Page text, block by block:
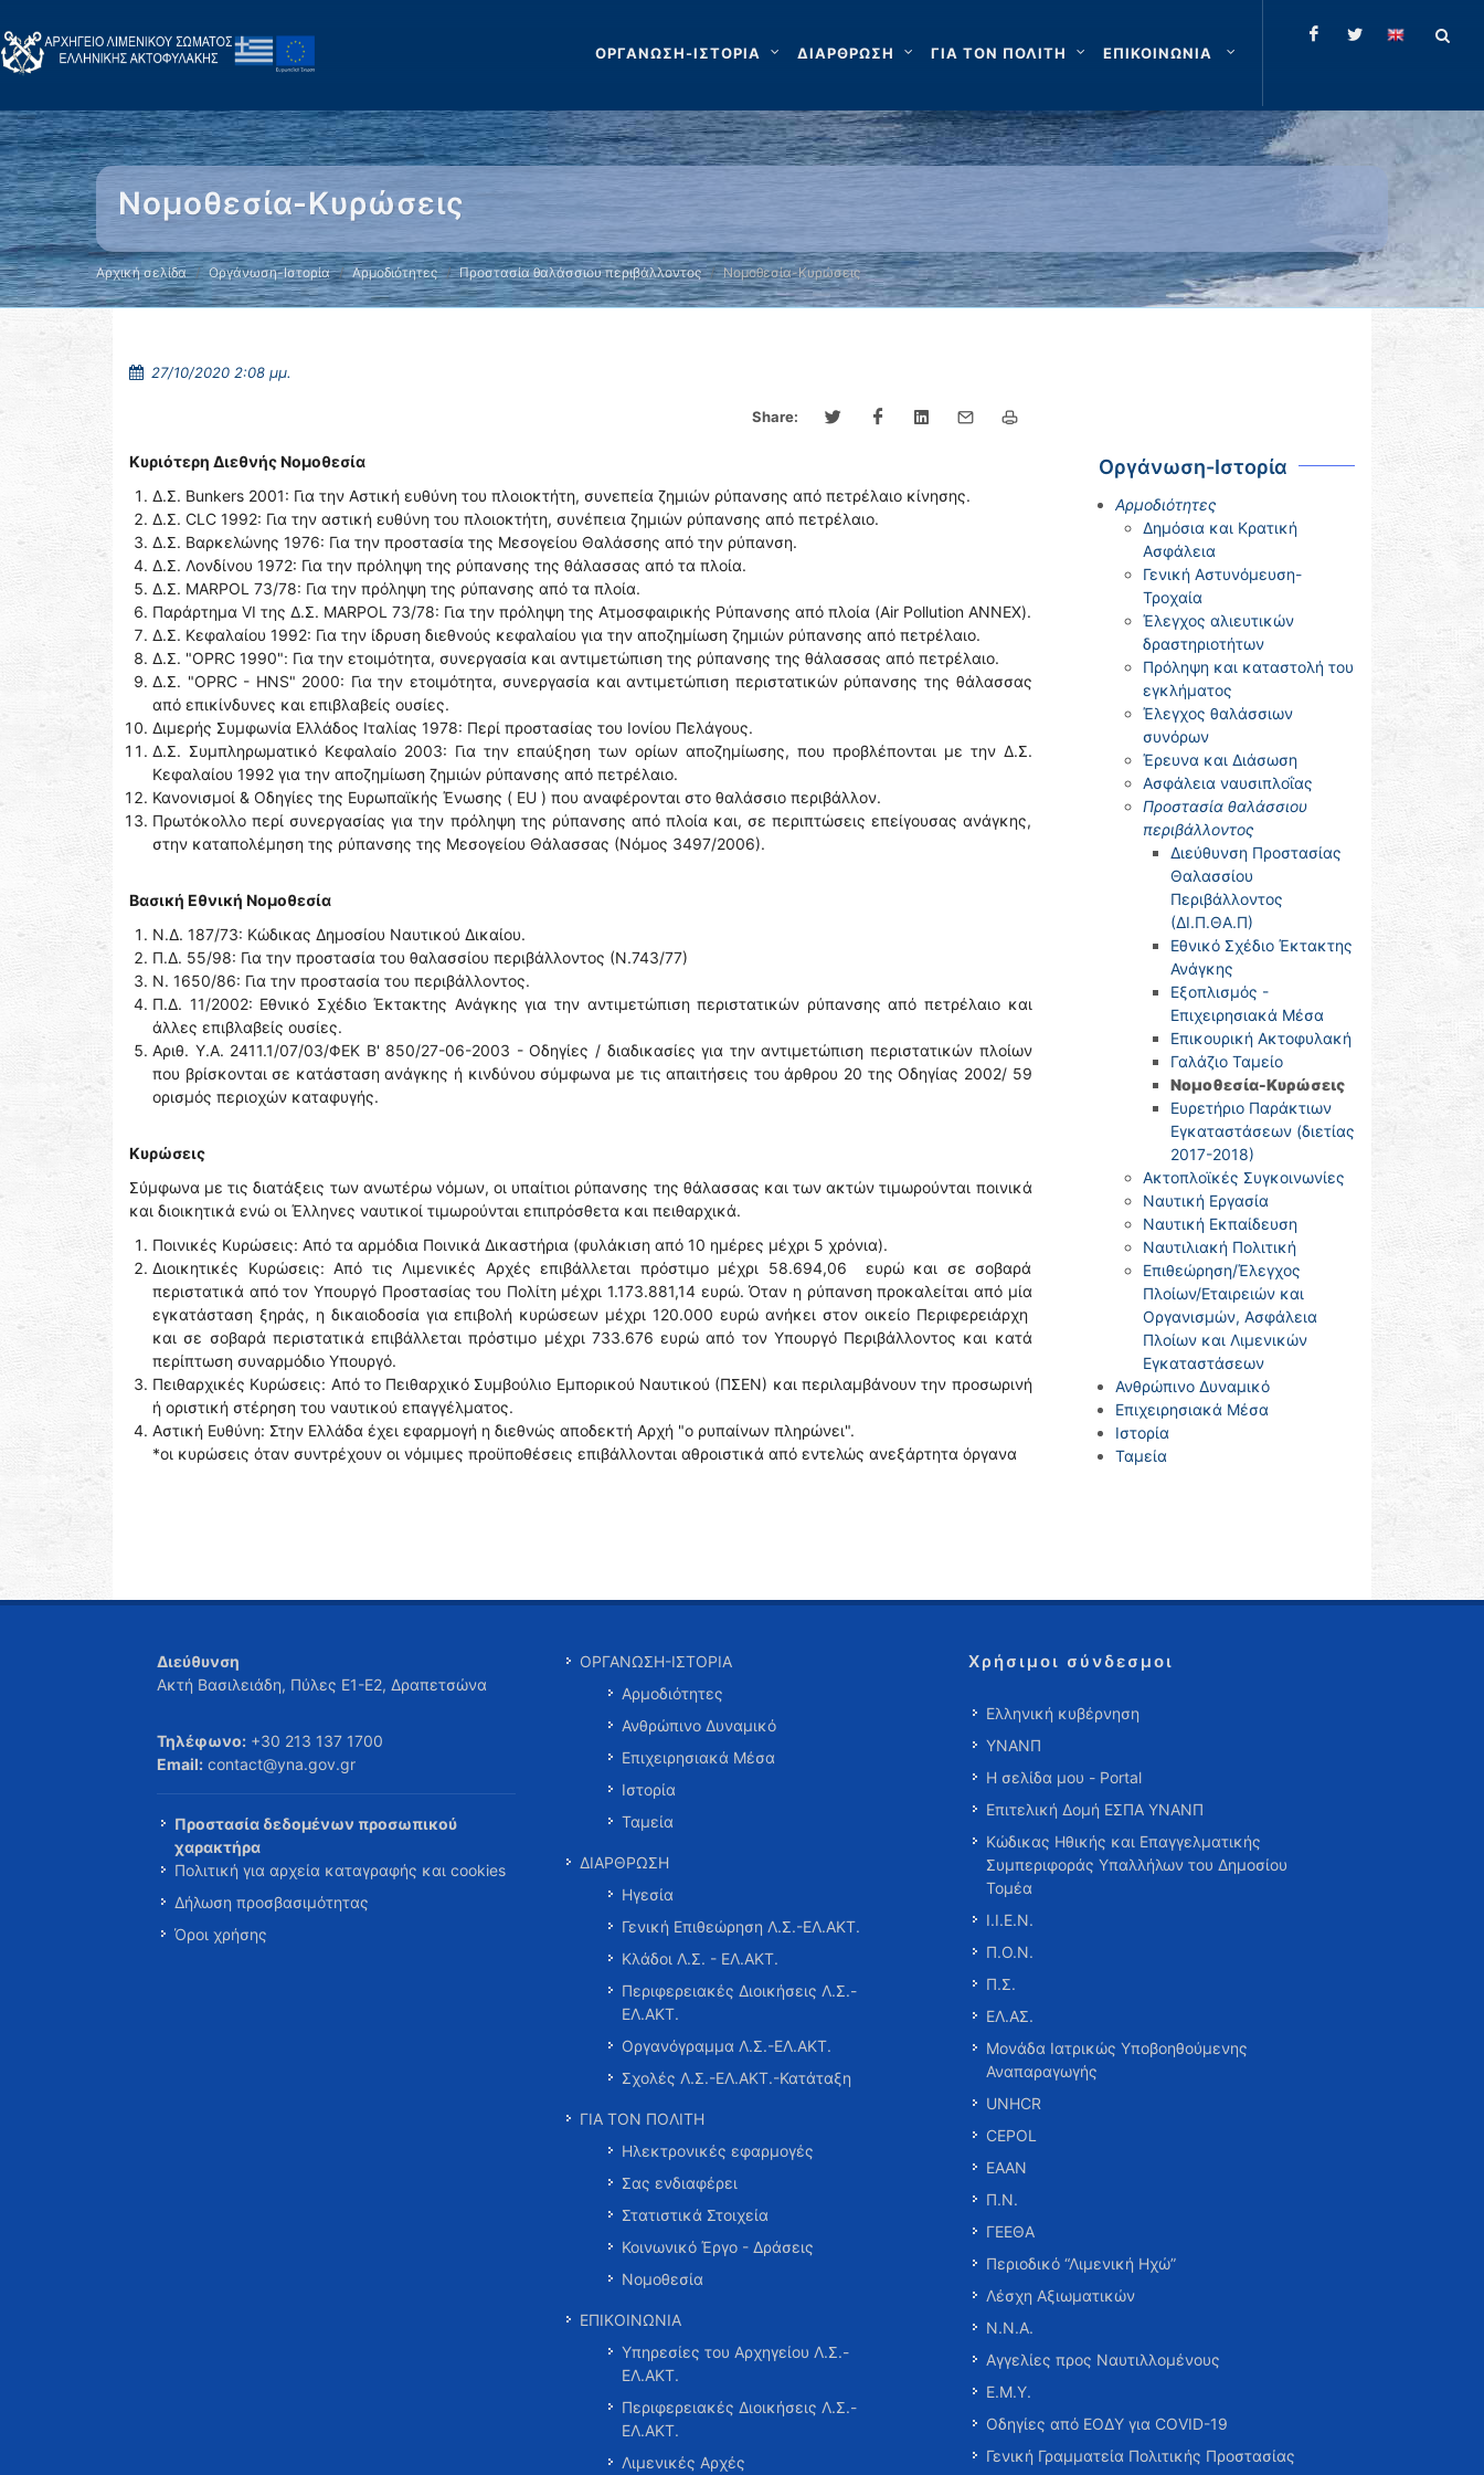
ΟΡΓΑΝΩΣΗ-ΙΣΤΟΡΙΑ ΔΙΑΡΘΡΩΣΗ ΓΙΑ ΤΟΝ ΠΟΛΙΤΗ ΕΠΙΚΟΙΝΩΝΙΑ
Νομοθεσία-Κυρώσεις
Αρχική σελίδα Οργάνωση-Ιστορία Αρμοδιότητες Προστασία θαλάσσιου περιβάλλοντος Νομοθεσία-Κυρώσεις
27/10/2020 2:08 μμ.
Share:
Κυριότερη Διεθνής Νομοθεσία
Δ.Σ. Bunkers 2001: Για την Αστική ευθύνη του πλοιοκτήτη, συνεπεία ζημιών ρύπανσης από πετρέλαιο κίνησης.
Δ.Σ. CLC 1992: Για την αστική ευθύνη του πλοιοκτήτη, συνέπεια ζημιών ρύπανσης από πετρέλαιο.
Δ.Σ. Βαρκελώνης 1976: Για την προστασία της Μεσογείου Θαλάσσης από την ρύπανση.
Δ.Σ. Λονδίνου 1972: Για την πρόληψη της ρύπανσης της θάλασσας από τα πλοία.
Δ.Σ. MARPOL 73/78: Για την πρόληψη της ρύπανσης από τα πλοία.
Παράρτημα VI της Δ.Σ. MARPOL 73/78: Για την πρόληψη της Ατμοσφαιρικής Ρύπανσης από πλοία (Air Pollution ANNEX).
Δ.Σ. Κεφαλαίου 1992: Για την ίδρυση διεθνούς κεφαλαίου για την αποζημίωση ζημιών ρύπανσης από πετρέλαιο.
Δ.Σ. "OPRC 1990": Για την ετοιμότητα, συνεργασία και αντιμετώπιση της ρύπανσης της θάλασσας από πετρέλαιο.
Δ.Σ. "OPRC - HNS" 2000: Για την ετοιμότητα, συνεργασία και αντιμετώπιση περιστατικών ρύπανσης της θάλασσας
από επικίνδυνες και επιβλαβείς ουσίες.
Διμερής Συμφωνία Ελλάδος Ιταλίας 1978: Περί προστασίας του Ιονίου Πελάγους.
Δ.Σ. Συμπληρωματικό Κεφαλαίο 2003: Για την επαύξηση των ορίων αποζημίωσης, που προβλέπονται με την Δ.Σ.
Κεφαλαίου 1992 για την αποζημίωση ζημιών ρύπανσης από πετρέλαιο.
Κανονισμοί & Οδηγίες της Ευρωπαϊκής Ένωσης ( EU ) που αναφέρονται στο θαλάσσιο περιβάλλον.
Πρωτόκολλο περί συνεργασίας για την πρόληψη της ρύπανσης από πλοία και, σε περιπτώσεις επείγουσας ανάγκης,
στην καταπολέμηση της ρύπανσης της Μεσογείου Θάλασσας (Νόμος 3497/2006).
Βασική Εθνική Νομοθεσία
Ν.Δ. 187/73: Κώδικας Δημοσίου Ναυτικού Δικαίου.
Π.Δ. 55/98: Για την προστασία του θαλασσίου περιβάλλοντος (Ν.743/77)
Ν. 1650/86: Για την προστασία του περιβάλλοντος.
Π.Δ. 11/2002: Εθνικό Σχέδιο Έκτακτης Ανάγκης για την αντιμετώπιση περιστατικών ρύπανσης από πετρέλαιο και
άλλες επιβλαβείς ουσίες.
Αριθ. Υ.Α. 2411.1/07/03/ΦΕΚ Β' 850/27-06-2003 - Οδηγίες / διαδικασίες για την αντιμετώπιση περιστατικών πλοίων
που βρίσκονται σε κατάσταση ανάγκης ή κινδύνου σύμφωνα με τις απαιτήσεις του άρθρου 20 της Οδηγίας 2002/ 59
ορισμός περιοχών καταφυγής.
Κυρώσεις
Σύμφωνα με τις διατάξεις των ανωτέρω νόμων, οι υπαίτιοι ρύπανσης της θάλασσας και των ακτών τιμωρούνται ποινικά
και διοικητικά ενώ οι Έλληνες ναυτικοί τιμωρούνται επιπρόσθετα και πειθαρχικά.
Ποινικές Κυρώσεις: Από τα αρμόδια Ποινικά Δικαστήρια (φυλάκιση από 10 ημέρες μέχρι 5 χρόνια).
Διοικητικές Κυρώσεις: Από τις Λιμενικές Αρχές επιβάλλεται πρόστιμο μέχρι 58.694,06 ευρώ και σε σοβαρά
περιστατικά από τον Υπουργό Προστασίας του Πολίτη μέχρι 1.173.881,14 ευρώ. Όταν η ρύπανση προκαλείται από μία
εγκατάσταση ξηράς, η δικαιοδοσία για επιβολή κυρώσεων μέχρι 120.000 ευρώ ανήκει στον οικείο Περιφερειάρχη
και σε σοβαρά περιστατικά επιβάλλεται πρόστιμο μέχρι 733.676 ευρώ από τον Υπουργό Περιβάλλοντος και κατά
περίπτωση συναρμόδιο Υπουργό.
Πειθαρχικές Κυρώσεις: Από το Πειθαρχικό Συμβούλιο Εμπορικού Ναυτικού (ΠΣΕΝ) και περιλαμβάνουν την προσωρινή
ή οριστική στέρηση του ναυτικού επαγγέλματος.
Αστική Ευθύνη: Στην Ελλάδα έχει εφαρμογή η διεθνώς αποδεκτή Αρχή "ο ρυπαίνων πληρώνει".
*οι κυρώσεις όταν συντρέχουν οι νόμιμες προϋποθέσεις επιβάλλονται αθροιστικά από εντελώς ανεξάρτητα όργανα
Οργάνωση-Ιστορία
Αρμοδιότητες
Δημόσια και Κρατική
Ασφάλεια
Γενική Αστυνόμευση-
Τροχαία
Έλεγχος αλιευτικών
δραστηριοτήτων
Πρόληψη και καταστολή του
εγκλήματος
Έλεγχος θαλάσσιων
συνόρων
Έρευνα και Διάσωση
Ασφάλεια ναυσιπλοΐας
Προστασία θαλάσσιου
περιβάλλοντος
Διεύθυνση Προστασίας
Θαλασσίου
Περιβάλλοντος
(ΔΙ.Π.ΘΑ.Π)
Εθνικό Σχέδιο Έκτακτης
Ανάγκης
Εξοπλισμός -
Επιχειρησιακά Μέσα
Επικουρική Ακτοφυλακή
Γαλάζιο Ταμείο
Νομοθεσία-Κυρώσεις
Ευρετήριο Παράκτιων
Εγκαταστάσεων (διετίας
2017-2018)
Ακτοπλοϊκές Συγκοινωνίες
Ναυτική Εργασία
Ναυτική Εκπαίδευση
Ναυτιλιακή Πολιτική
Επιθεώρηση/Έλεγχος
Πλοίων/Εταιρειών και
Οργανισμών, Ασφάλεια
Πλοίων και Λιμενικών
Εγκαταστάσεων
Ανθρώπινο Δυναμικό
Επιχειρησιακά Μέσα
Ιστορία
Ταμεία
Διεύθυνση
Ακτή Βασιλειάδη, Πύλες Ε1-Ε2, Δραπετσώνα
Τηλέφωνο: +30 213 137 1700
Email: contact@yna.gov.gr
Προστασία δεδομένων προσωπικού
χαρακτήρα
Πολιτική για αρχεία καταγραφής και cookies
Δήλωση προσβασιμότητας
Όροι χρήσης
ΟΡΓΑΝΩΣΗ-ΙΣΤΟΡΙΑ
Αρμοδιότητες
Ανθρώπινο Δυναμικό
Επιχειρησιακά Μέσα
Ιστορία
Ταμεία
ΔΙΑΡΘΡΩΣΗ
Ηγεσία
Γενική Επιθεώρηση Λ.Σ.-ΕΛ.ΑΚΤ.
Κλάδοι Λ.Σ. - ΕΛ.ΑΚΤ.
Περιφερειακές Διοικήσεις Λ.Σ.-
ΕΛ.ΑΚΤ.
Οργανόγραμμα Λ.Σ.-ΕΛ.ΑΚΤ.
Σχολές Λ.Σ.-ΕΛ.ΑΚΤ.-Κατάταξη
ΓΙΑ ΤΟΝ ΠΟΛΙΤΗ
Ηλεκτρονικές εφαρμογές
Σας ενδιαφέρει
Στατιστικά Στοιχεία
Κοινωνικό Έργο - Δράσεις
Νομοθεσία
ΕΠΙΚΟΙΝΩΝΙΑ
Υπηρεσίες του Αρχηγείου Λ.Σ.-
ΕΛ.ΑΚΤ.
Περιφερειακές Διοικήσεις Λ.Σ.-
ΕΛ.ΑΚΤ.
Λιμενικές Αρχές
Χρήσιμοι σύνδεσμοι
Ελληνική κυβέρνηση
ΥΝΑΝΠ
Η σελίδα μου - Portal
Επιτελική Δομή ΕΣΠΑ ΥΝΑΝΠ
Κώδικας Ηθικής και Επαγγελματικής
Συμπεριφοράς Υπαλλήλων του Δημοσίου
Τομέα
Ι.Ι.Ε.Ν.
Π.Ο.Ν.
Π.Σ.
ΕΛ.ΑΣ.
Μονάδα Ιατρικώς Υποβοηθούμενης
Αναπαραγωγής
UNHCR
CEPOL
ΕΑΑΝ
Π.Ν.
ΓΕΕΘΑ
Περιοδικό “Λιμενική Ηχώ”
Λέσχη Αξιωματικών
Ν.Ν.Α.
Αγγελίες προς Ναυτιλλομένους
Ε.Μ.Υ.
Οδηγίες από ΕΟΔΥ για COVID-19
Γενική Γραμματεία Πολιτικής Προστασίας